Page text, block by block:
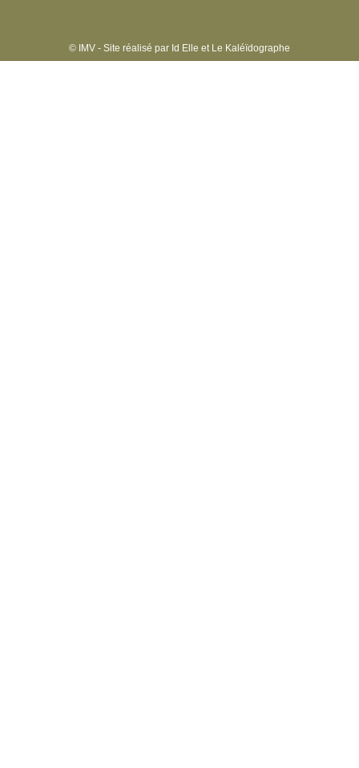
© IMV - Site réalisé par Id Elle et Le Kaléïdographe